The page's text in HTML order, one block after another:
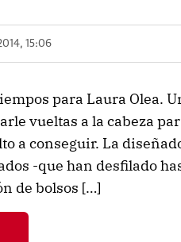
15:06
para Laura Olea.
vueltas a la cabeza
a conseguir. La
-que han desfilado
de bolsos […]